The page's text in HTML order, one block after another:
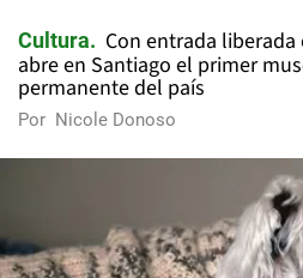
Cultura
Con entrada
abre en Santiago el primer
permanente del país
Por Nicole Donoso